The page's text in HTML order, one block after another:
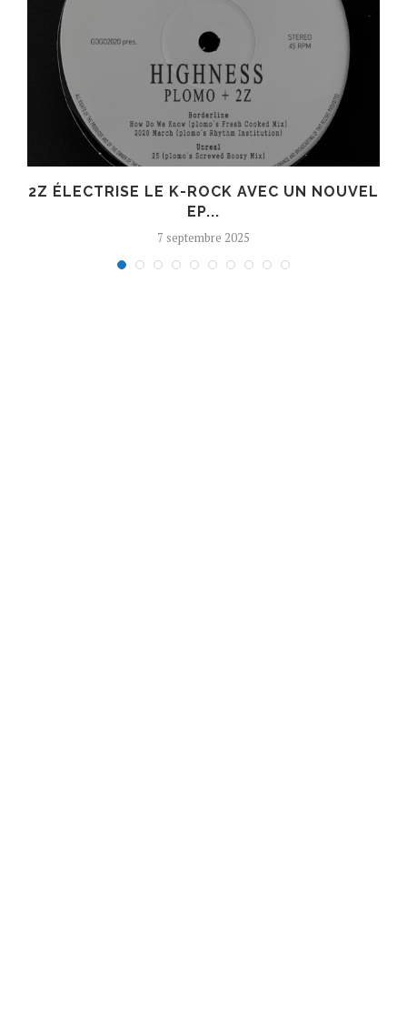
2Z ÉLECTRISE LE K-ROCK AVEC UN NOUVEL
EP...
7 septembre 2025